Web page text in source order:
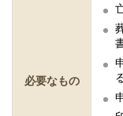
必要なもの